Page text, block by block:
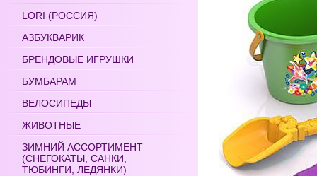
LORI (РОССИЯ)
АЗБУКВАРИК
БРЕНДОВЫЕ ИГРУШКИ
БУМБАРАМ
ВЕЛОСИПЕДЫ
ЖИВОТНЫЕ
ЗИМНИЙ АССОРТИМЕНТ
(СНЕГОКАТЫ, САНКИ,
ТЮБИНГИ, ЛЕДЯНКИ)